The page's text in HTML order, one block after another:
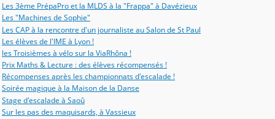
Les 3ème PrépaPro et la MLDS à la "Frappa" à Davézieux
Les "Machines de Sophie"
Les CAP à la rencontre d'un journaliste au Salon de St Paul
Les élèves de l'IME à Lyon !
les Troisièmes à vélo sur la ViaRhôna !
Prix Maths & Lecture : des élèves récompensés !
Récompenses après les championnats d'escalade !
Soirée magique à la Maison de la Danse
Stage d'escalade à Saoû
Sur les pas des maquisards, à Vassieux